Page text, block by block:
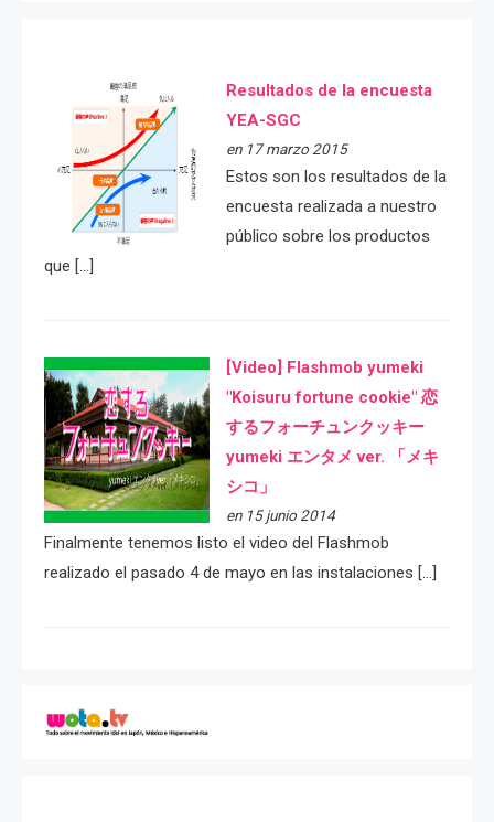
Resultados de la encuesta
YEA-SGC
en 17 marzo 2015
Estos son los resultados de la
encuesta realizada a nuestro
público sobre los productos
que […]
[Video] Flashmob yumeki
"Koisuru fortune cookie" 恋
するフォーチュンクッキー
yumeki エンタメ ver. 「メキ
シコ」
en 15 junio 2014
Finalmente tenemos listo el video del Flashmob
realizado el pasado 4 de mayo en las instalaciones […]